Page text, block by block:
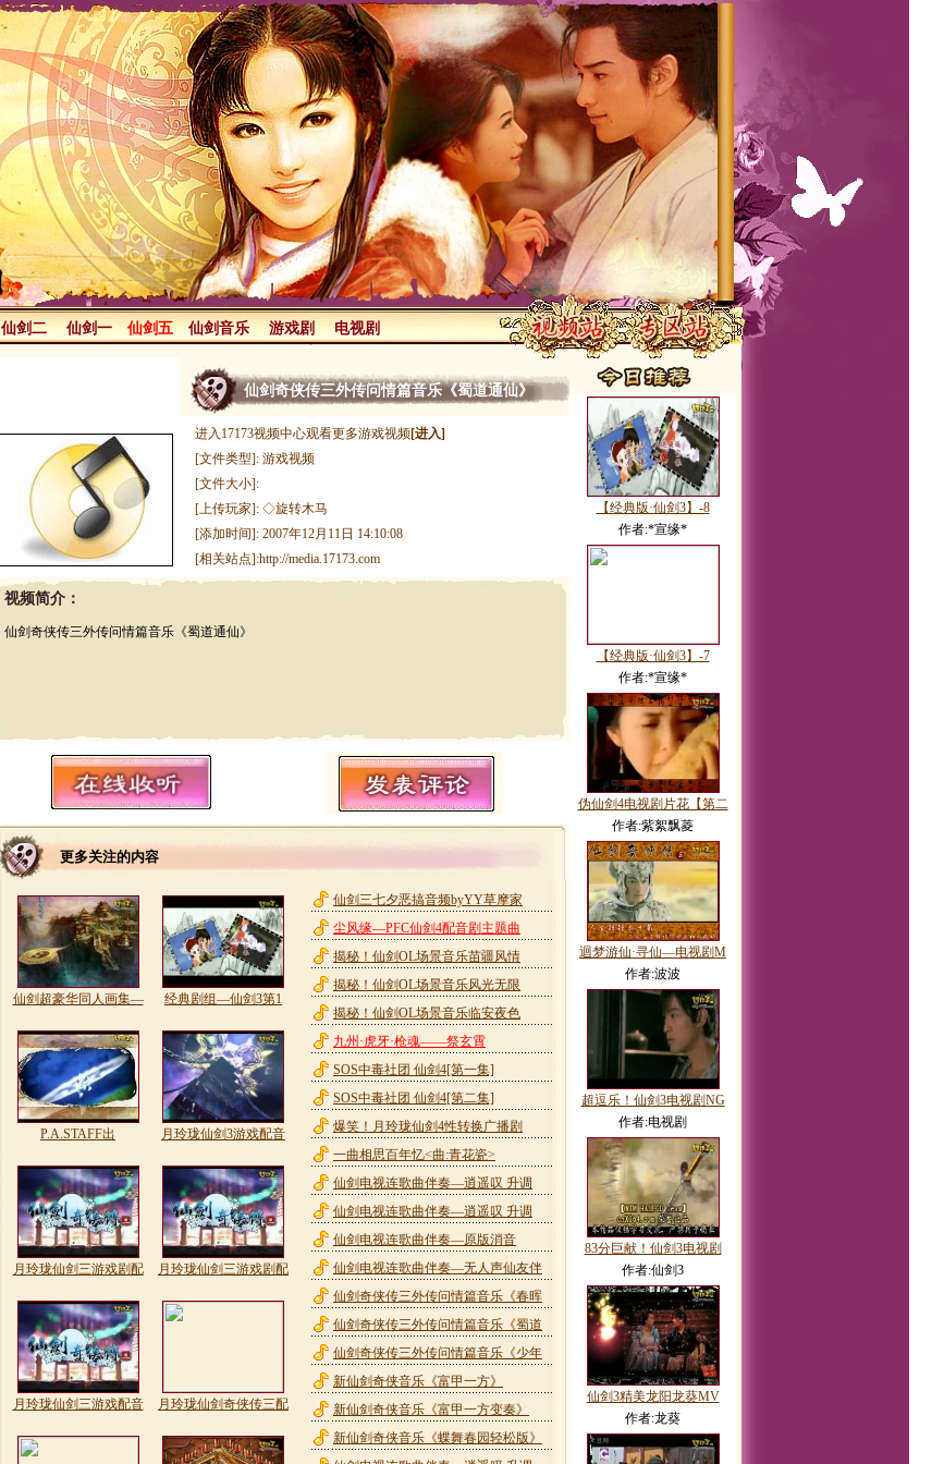
仙剑二 仙剑一 仙剑五 仙剑音乐 游戏剧 电视剧
仙剑奇侠传三外传问情篇音乐《蜀道通仙》
进入17173视频中心观看更多游戏视频[进入]
[文件类型]: 游戏视频
[文件大小]:
[上传玩家]: ◇旋转木马
[添加时间]: 2007年12月11日 14:10:08
[相关站点]:http://media.17173.com
视频简介：
仙剑奇侠传三外传问情篇音乐《蜀道通仙》
更多关注的内容
仙剑超豪华同人画集— 经典剧组—仙剑3第1
P.A.STAFF出 月玲珑仙剑3游戏配音
月玲珑仙剑三游戏剧配 月玲珑仙剑三游戏剧配
月玲珑仙剑三游戏配音 月玲珑仙剑奇侠传三配
仙剑三七夕恶搞音频byYY草摩家
尘风缘—PFC仙剑4配音剧主题曲
揭秘！仙剑OL场景音乐苗疆风情
揭秘！仙剑OL场景音乐风光无限
揭秘！仙剑OL场景音乐临安夜色
九州·虎牙·枪魂——祭玄霄
SOS中毒社团 仙剑4[第一集]
SOS中毒社团 仙剑4[第二集]
爆笑！月玲珑仙剑4性转换广播剧
一曲相思百年忆<曲:青花瓷>
仙剑电视连歌曲伴奏—逍遥叹 升调
仙剑电视连歌曲伴奏—逍遥叹 升调
仙剑电视连歌曲伴奏—原版消音
仙剑电视连歌曲伴奏—无人声仙友伴
仙剑奇侠传三外传问情篇音乐《春晖
仙剑奇侠传三外传问情篇音乐《蜀道
仙剑奇侠传三外传问情篇音乐《少年
新仙剑奇侠音乐《富甲一方》
新仙剑奇侠音乐《富甲一方变奏》
新仙剑奇侠音乐《蝶舞春园轻松版》
【经典版·仙剑3】-8
作者:*宣缘*
【经典版·仙剑3】-7
作者:*宣缘*
伪仙剑4电视剧片花【第二
作者:紫絮飘菱
迴梦游仙·寻仙—电视剧M
作者:波波
超逗乐！仙剑3电视剧NG
作者:电视剧
83分巨献！仙剑3电视剧
作者:仙剑3
仙剑3精美龙阳龙葵MV
作者:龙葵